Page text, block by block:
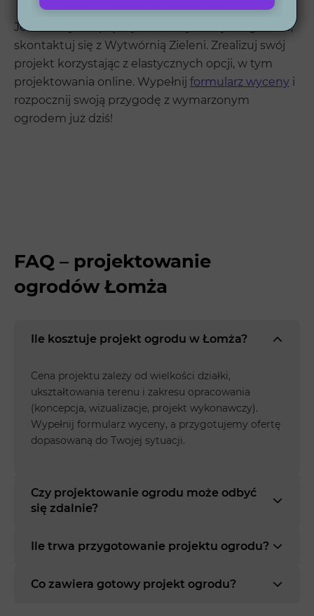
Jeśli marzysz o pięknym, funkcjonalnym ogrodzie,
skontaktuj się z Wytwórnią Zieleni. Zrealizuj swój
projekt korzystając z elastycznych opcji, w tym
projektowania online. Wypełnij formularz wyceny i
rozpocznij swoją przygodę z wymarzonym
ogrodem już dziś!
FAQ – projektowanie
ogrodów Łomża
Ile kosztuje projekt ogrodu w Łomża?
Cena projektu zależy od wielkości działki,
ukształtowania terenu i zakresu opracowania
(koncepcja, wizualizacje, projekt wykonawczy).
Wypełnij formularz wyceny, a przygotujemy ofertę
dopasowaną do Twojej sytuacji.
Czy projektowanie ogrodu może odbyć
się zdalnie?
Ile trwa przygotowanie projektu ogrodu?
Co zawiera gotowy projekt ogrodu?